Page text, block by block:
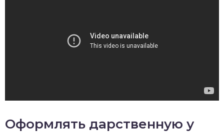
Оформлять дарственную у